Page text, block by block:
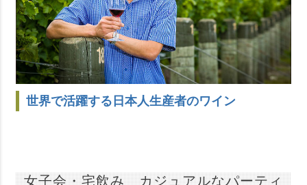
世界で活躍する日本人生産者のワイン
女子会・宅飲み カジュアルなパーティ